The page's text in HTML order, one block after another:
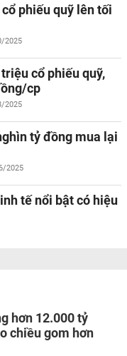
phiếu quỹ lên tối
2025
cổ phiếu quỹ,
cp
2025
tỷ đồng mua lại
2025
tế nổi bật có hiệu
hơn 12.000 tỷ
chiều gom hơn